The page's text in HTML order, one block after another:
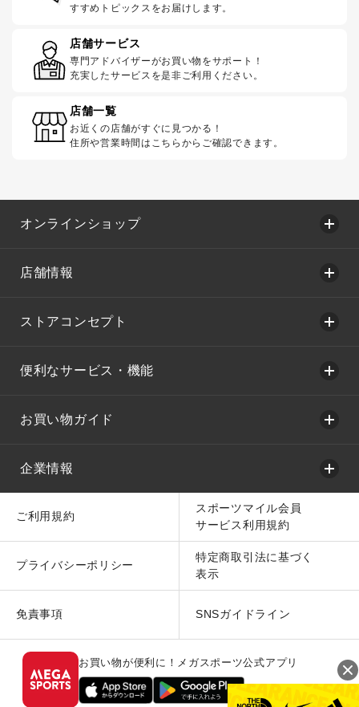
すすめトピックスをお届けします。
店舗サービス
専門アドバイザーがお買い物をサポート！
充実したサービスを是非ご利用ください。
店舗一覧
お近くの店舗がすぐに見つかる！
住所や営業時間はこちらからご確認できます。
オンラインショップ
店舗情報
ストアコンセプト
便利なサービス・機能
お買い物ガイド
企業情報
ご利用規約
スポーツマイル会員
サービス利用規約
プライバシーポリシー
特定商取引法に基づく
表示
免責事項 SNSガイドライン
お買い物が便利に！メガスポーツ公式アプリ